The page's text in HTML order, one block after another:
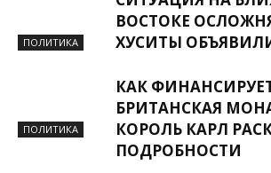
ПОЛИТИКА
ВОСТОКЕ
ХУСИТЫ
ПОЛИТИКА
КАК
БРИТАНСКАЯ
КОРОЛЬ КАРЛ
ПОДРОБНОСТИ